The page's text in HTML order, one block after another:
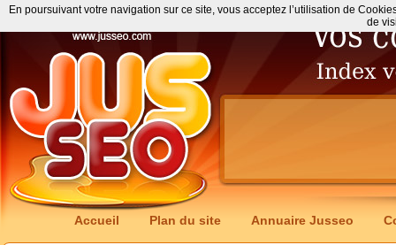
Accueil Plan du site Annuaire Jusseo
En poursuivant votre navigation sur ce site, vous acceptez l’utilisation de
de